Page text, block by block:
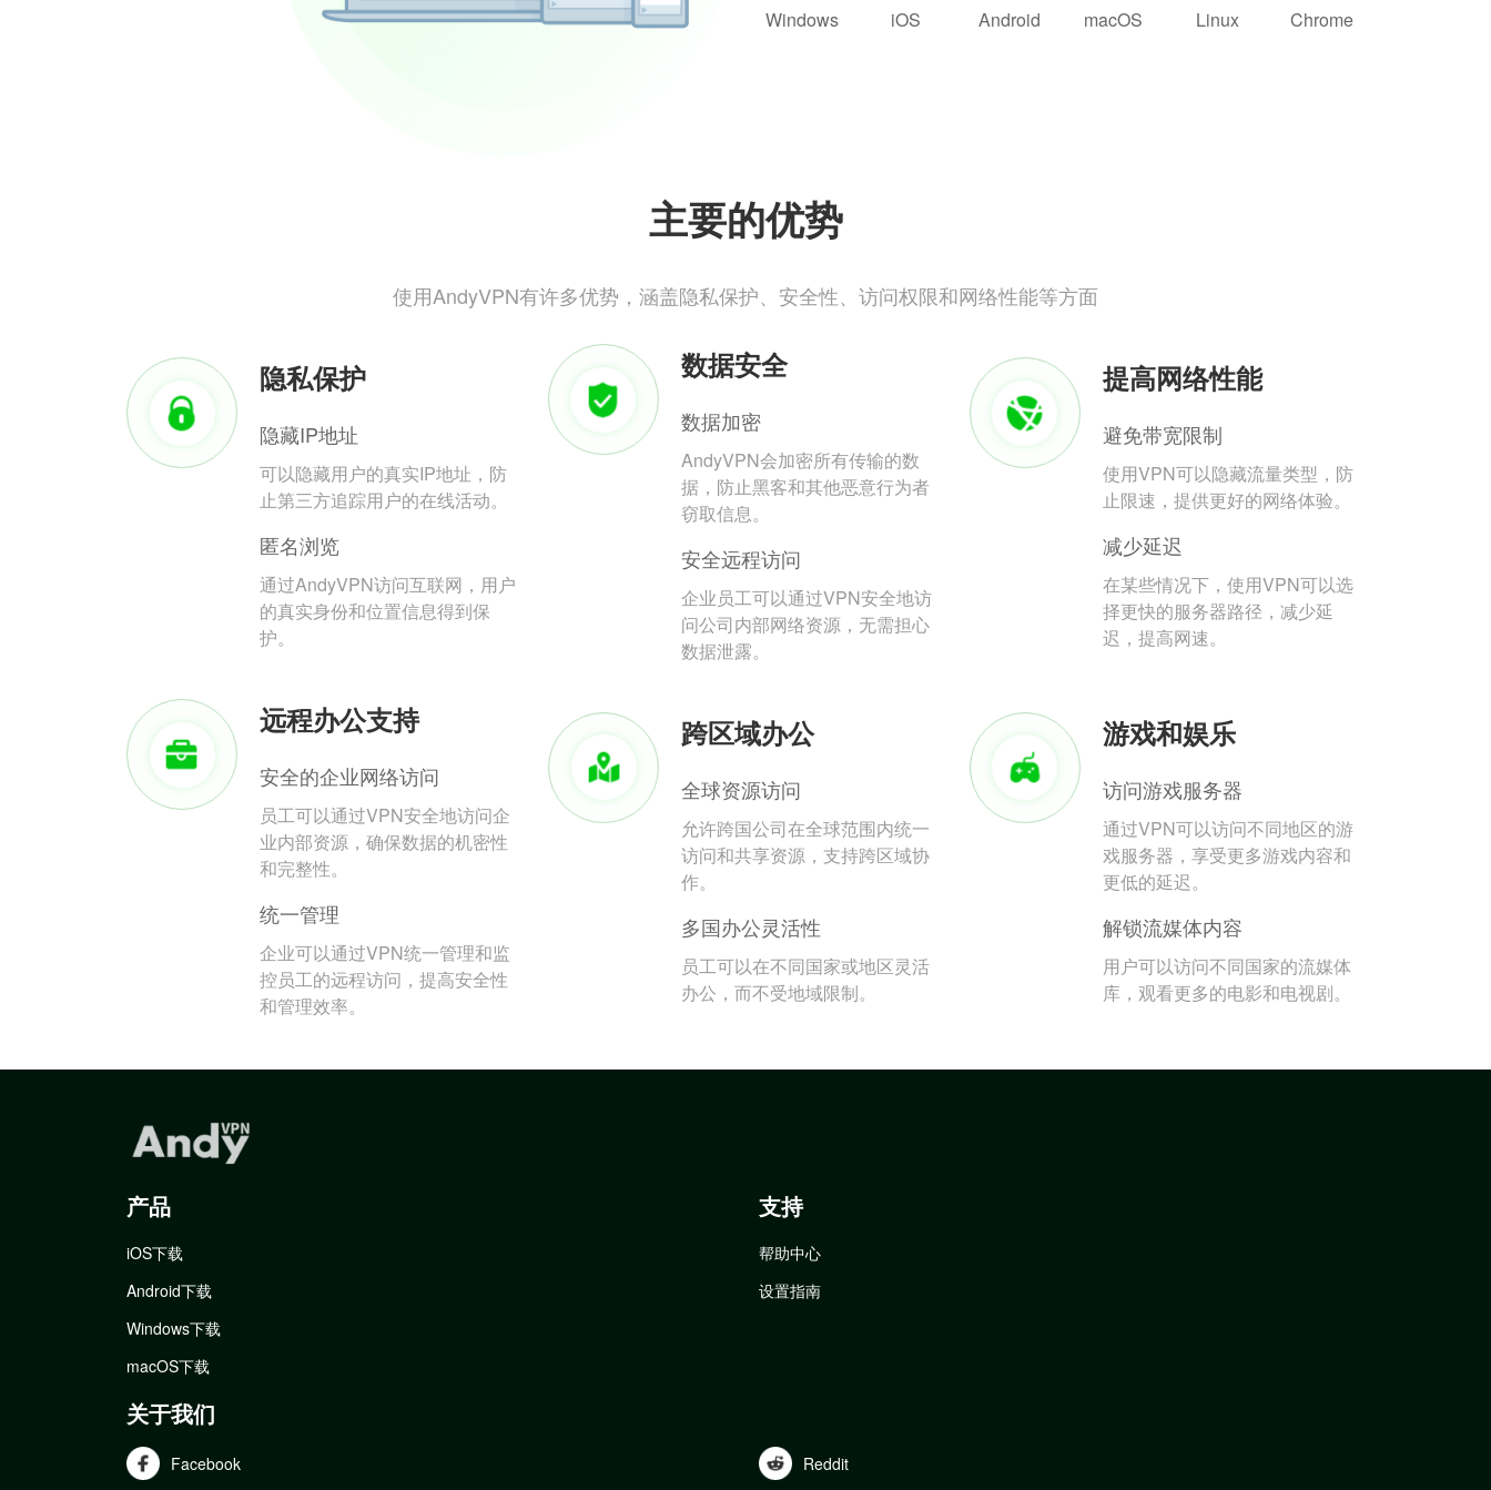
Windows iOS Android macOS Linux Chrome
主要的优势
使用AndyVPN有许多优势，涵盖隐私保护、安全性、访问权限和网络性能等方面
隐私保护
隐藏IP地址
可以隐藏用户的真实IP地址，防
止第三方追踪用户的在线活动。
匿名浏览
通过AndyVPN访问互联网，用户
的真实身份和位置信息得到保
护。
数据安全
数据加密
AndyVPN会加密所有传输的数
据，防止黑客和其他恶意行为者
窃取信息。
安全远程访问
企业员工可以通过VPN安全地访
问公司内部网络资源，无需担心
数据泄露。
提高网络性能
避免带宽限制
使用VPN可以隐藏流量类型，防
止限速，提供更好的网络体验。
减少延迟
在某些情况下，使用VPN可以选
择更快的服务器路径，减少延
迟，提高网速。
远程办公支持
安全的企业网络访问
员工可以通过VPN安全地访问企
业内部资源，确保数据的机密性
和完整性。
统一管理
企业可以通过VPN统一管理和监
控员工的远程访问，提高安全性
和管理效率。
跨区域办公
全球资源访问
允许跨国公司在全球范围内统一
访问和共享资源，支持跨区域协
作。
多国办公灵活性
员工可以在不同国家或地区灵活
办公，而不受地域限制。
游戏和娱乐
访问游戏服务器
通过VPN可以访问不同地区的游
戏服务器，享受更多游戏内容和
更低的延迟。
解锁流媒体内容
用户可以访问不同国家的流媒体
库，观看更多的电影和电视剧。
产品
iOS下载
Android下载
Windows下载
macOS下载
支持
帮助中心
设置指南
关于我们
Facebook Reddit